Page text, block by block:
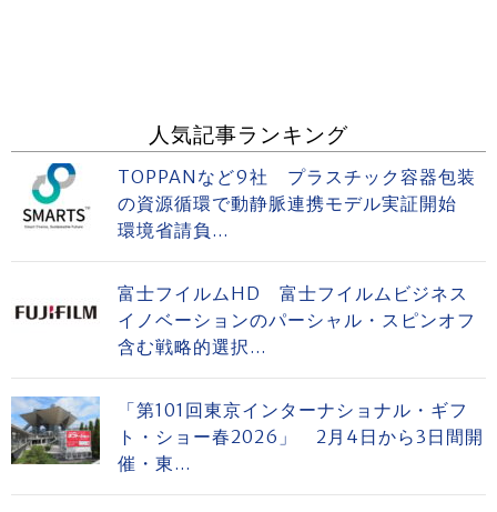
人気記事ランキング
TOPPANなど9社 プラスチック容器包装
の資源循環で動静脈連携モデル実証開始
環境省請負...
富士フイルムHD 富士フイルムビジネス
イノベーションのパーシャル・スピンオフ
含む戦略的選択...
「第101回東京インターナショナル・ギフ
ト・ショー春2026」 2月4日から3日間開
催・東...